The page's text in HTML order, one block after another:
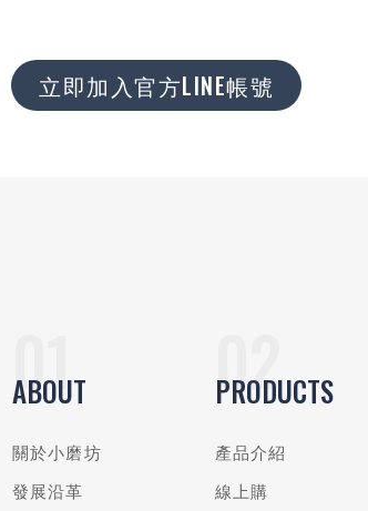
立即加入官方LINE帳號
ABOUT
關於小磨坊
發展沿革
PRODUCTS
產品介紹
線上購